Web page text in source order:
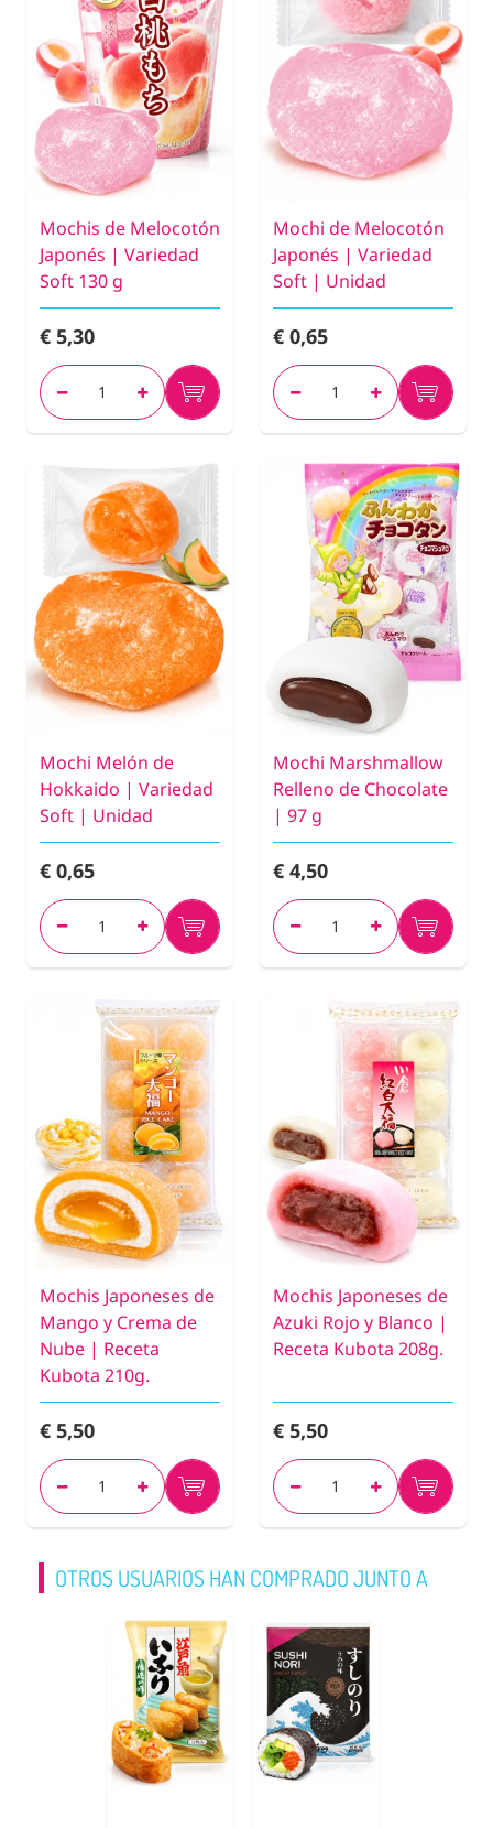
Mochis de Melocotón
Japonés | Variedad
Soft 130 g
€ 5,30
Mochi de Melocotón
Japonés | Variedad
Soft | Unidad
€ 0,65
Mochi Melón de
Hokkaido | Variedad
Soft | Unidad
€ 0,65
Mochi Marshmallow
Relleno de Chocolate
| 97 g
€ 4,50
Mochis Japoneses de
Mango y Crema de
Nube | Receta
Kubota 210g.
€ 5,50
Mochis Japoneses de
Azuki Rojo y Blanco |
Receta Kubota 208g.
€ 5,50
OTROS USUARIOS HAN COMPRADO JUNTO A